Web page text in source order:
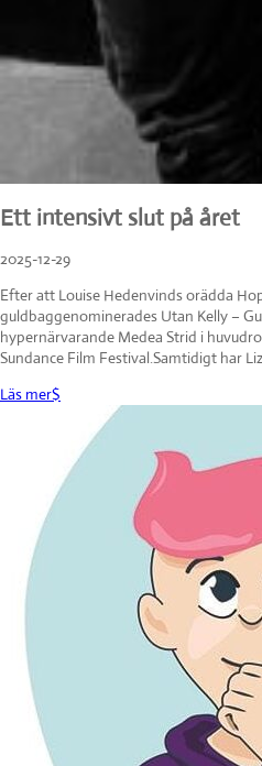
Ett intensivt slut på året
2025-12-29
Efter att Louise Hedenvinds orädda
guldbaggenominerades Utan Kelly –
hypernärvarande Medea Strid i
Sundance Film Festival.Samtidigt har
Läs mer$